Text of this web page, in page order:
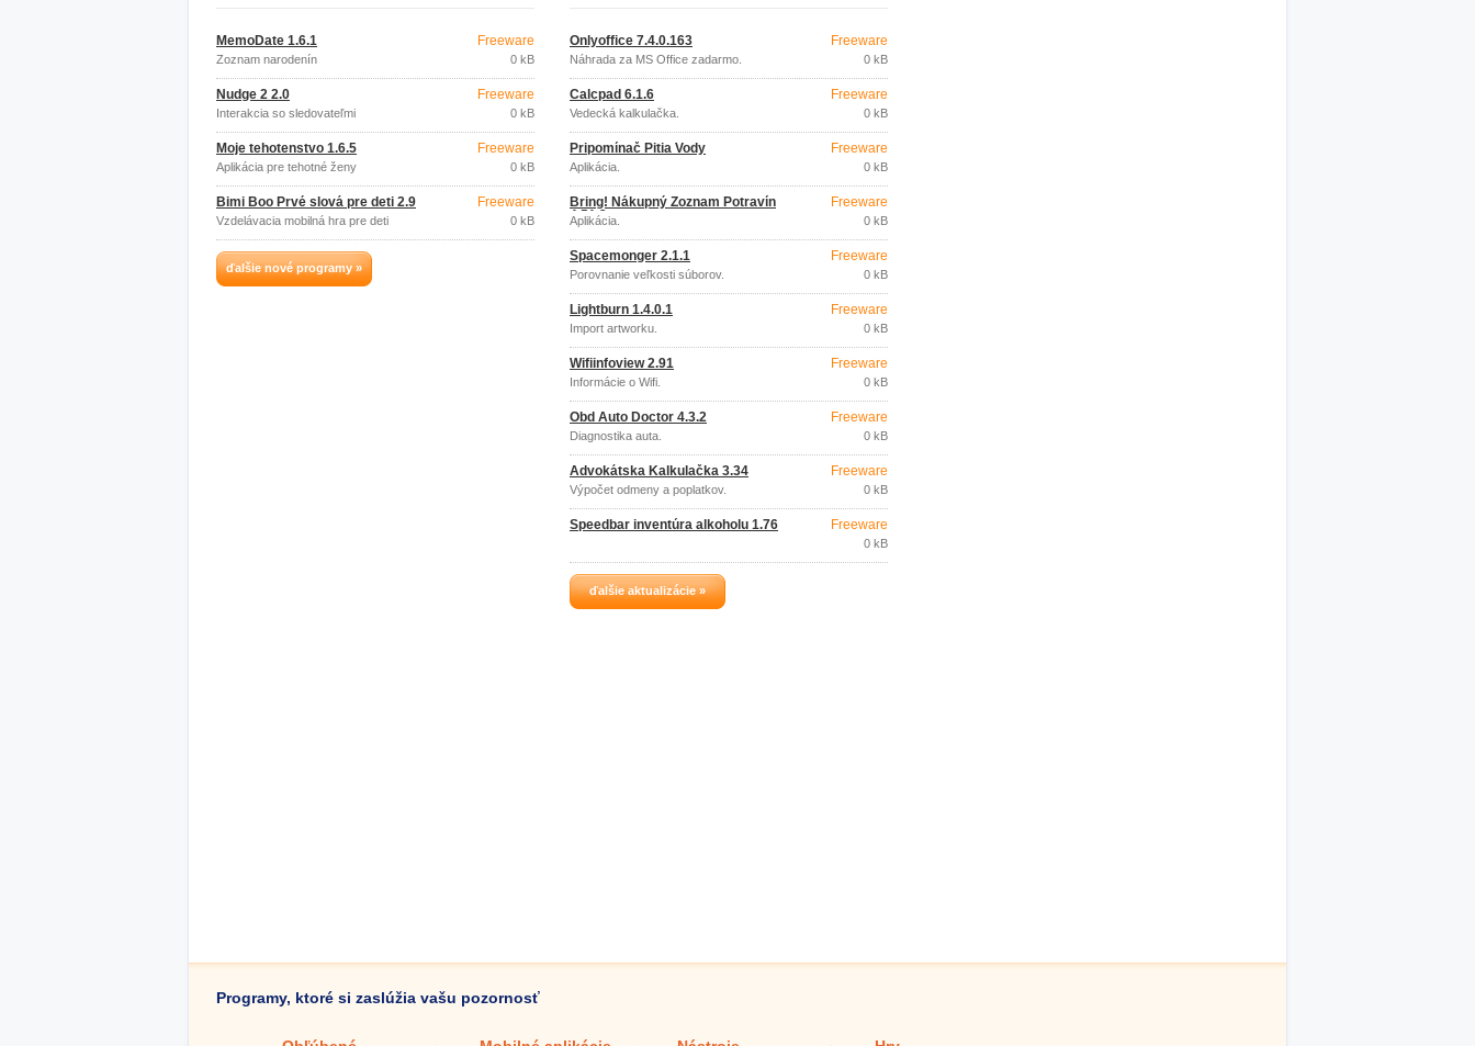
MemoDate 1.6.1
Zoznam narodenín
Freeware
0 kB
Nudge 2 2.0
Interakcia so sledovateľmi
Freeware
0 kB
Moje tehotenstvo 1.6.5
Aplikácia pre tehotné ženy
Freeware
0 kB
Bimi Boo Prvé slová pre deti 2.9
Vzdelávacia mobilná hra pre deti
Freeware
0 kB
ďalšie nové programy »
Onlyoffice 7.4.0.163
Náhrada za MS Office zadarmo.
Freeware
0 kB
Calcpad 6.1.6
Vedecká kalkulačka.
Freeware
0 kB
Pripomínač Pitia Vody
Aplikácia.
Freeware
0 kB
Bring! Nákupný Zoznam Potravín
4.51.2
Aplikácia.
Freeware
0 kB
Spacemonger 2.1.1
Porovnanie veľkosti súborov.
Freeware
0 kB
Lightburn 1.4.0.1
Import artworku.
Freeware
0 kB
Wifiinfoview 2.91
Informácie o Wifi.
Freeware
0 kB
Obd Auto Doctor 4.3.2
Diagnostika auta.
Freeware
0 kB
Advokátska Kalkulačka 3.34
Výpočet odmeny a poplatkov.
Freeware
0 kB
Speedbar inventúra alkoholu 1.76 Freeware
0 kB
ďalšie aktualizácie »
Programy, ktoré si zaslúžia vašu pozornosť